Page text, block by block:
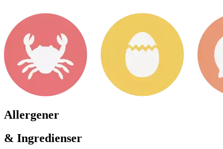
Allergener
& Ingredienser